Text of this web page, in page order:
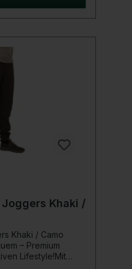
Joggers Khaki /
Khaki / Camo
– Premium
Lifestyle!Mit